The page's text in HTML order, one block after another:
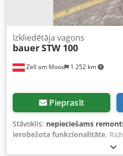
Zell am Moos 1 252 km
Izkliedētāja vagons
bauerSTW 100
Pieprasīt
Stāvoklis: nepieciešams
ierobežota funkcionalitāte,
piemērots, piemēram, sāls un